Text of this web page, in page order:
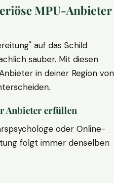
MPU-Anbieter
auf das Schild
sauber. Mit diesen
in deiner Region von
Anbieter erfüllen
oder Online-
folgt immer denselben